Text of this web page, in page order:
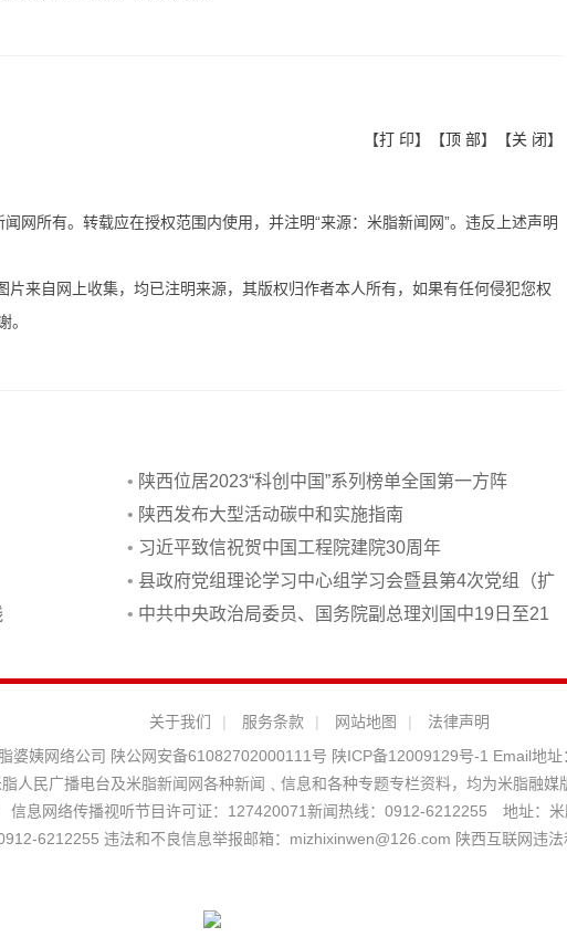
【打 印】【顶 部】【关 闭】
网所有。转载应在授权范围内使用，并注明“来源：米脂新闻网”。违反上述声明
来自网上收集，均已注明来源，其版权归作者本人所有，如果有任何侵犯您权
。
• 陕西位居2023“科创中国”系列榜单全国第一方阵
• 陕西发布大型活动碳中和实施指南
• 习近平致信祝贺中国工程院建院30周年
• 县政府党组理论学习中心组学习会暨县第4次党组（扩
大）会议召开
• 中共中央政治局委员、国务院副总理刘国中19日至21
关于我们 | 服务条款 | 网站地图 |
法律声明
婆姨网络公司 陕公网安备61082702000111号 陕ICP备12009129号-1 Email地址
人民广播电台及米脂新闻网各种新闻﹑信息和各种专题专栏资料，均为米脂融
信息网络传播视听节目许可证：127420071新闻热线：0912-6212255 地址
6212255 违法和不良信息举报邮箱：mizhixinwen@126.com 陕西互联网违